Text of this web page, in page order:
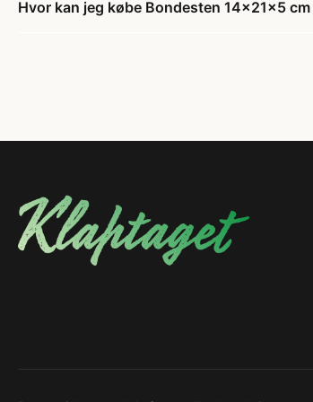
Hvor kan jeg købe Bondesten 14x21x5 cm